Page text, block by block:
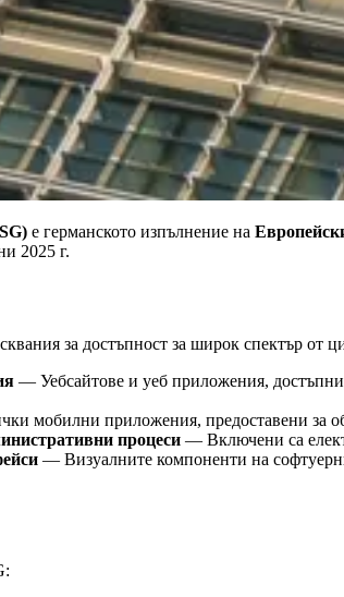
е германското изпълнение на
2025 г.
за достъпност за широк спектър от
— Уебсайтове и уеб приложения, достъпни
мобилни приложения, предоставени за
процеси — Включени са
— Визуалните компоненти на